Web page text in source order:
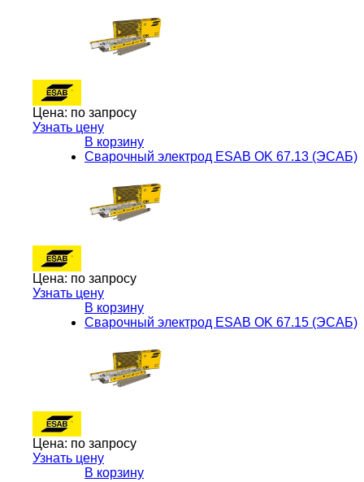
Цена: по запросу
Узнать цену
В корзину
Сварочный электрод ESAB OK 67.13 (ЭСАБ)
Цена: по запросу
Узнать цену
В корзину
Сварочный электрод ESAB OK 67.15 (ЭСАБ)
Цена: по запросу
Узнать цену
В корзину